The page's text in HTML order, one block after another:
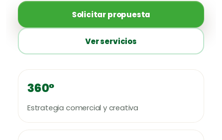
Solicitar propuesta
Ver servicios
360°
Estrategia comercial y creativa